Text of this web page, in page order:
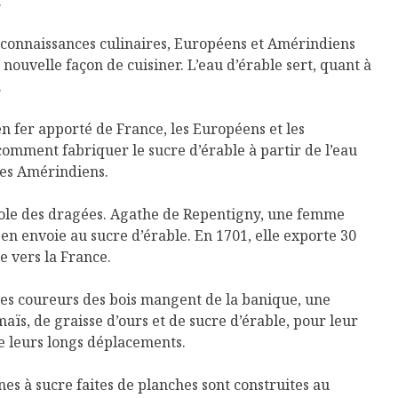
culinaires, Européens et Amérindiens
façon de cuisiner. L’eau d’érable sert, quant à
fer apporté de France, les Européens et les
fabriquer le sucre d’érable à partir de l’eau
Amérindiens.
des dragées. Agathe de Repentigny, une femme
envoie au sucre d’érable. En 1701, elle exporte 30
vers la France.
coureurs des bois mangent de la banique, une
de graisse d’ours et de sucre d’érable, pour leur
leurs longs déplacements.
à sucre faites de planches sont construites au